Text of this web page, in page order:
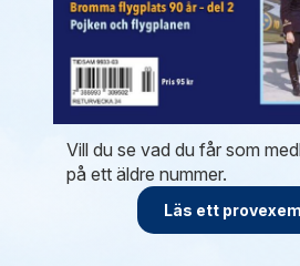
Vill du se vad du får som
på ett äldre nummer.
Läs ett